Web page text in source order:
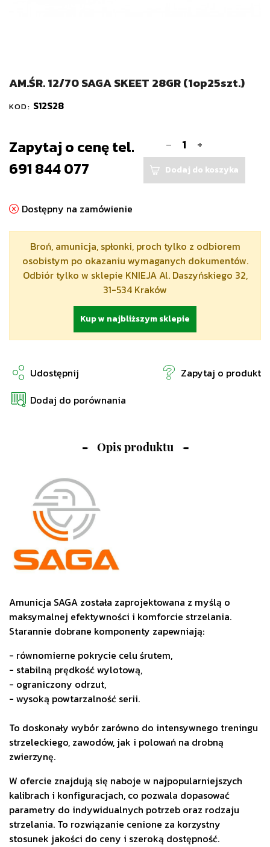
AM.ŚR. 12/70 SAGA SKEET 28GR (1op25szt.)
KOD: S12S28
Zapytaj o cenę tel.
691 844 077
- +
Dodaj do koszyka
Dostępny na zamówienie
Broń, amunicja, spłonki, proch tylko z odbiorem
osobistym po okazaniu wymaganych dokumentów.
Odbiór tylko w sklepie KNIEJA Al. Daszyńskiego 32,
31-534 Kraków
Kup w najbliższym sklepie
Udostępnij
Zapytaj o produkt
Dodaj do porównania
Opis produktu
Amunicja SAGA została zaprojektowana z myślą o
maksymalnej efektywności i komforcie strzelania.
Starannie dobrane komponenty zapewniają:
- równomierne pokrycie celu śrutem,
- stabilną prędkość wylotową,
- ograniczony odrzut,
- wysoką powtarzalność serii.
To doskonały wybór zarówno do intensywnego treningu
strzeleckiego, zawodów, jak i polowań na drobną
zwierzynę.
W ofercie znajdują się naboje w najpopularniejszych
kalibrach i konfiguracjach, co pozwala dopasować
parametry do indywidualnych potrzeb oraz rodzaju
strzelania. To rozwiązanie cenione za korzystny
stosunek jakości do ceny i szeroką dostępność.